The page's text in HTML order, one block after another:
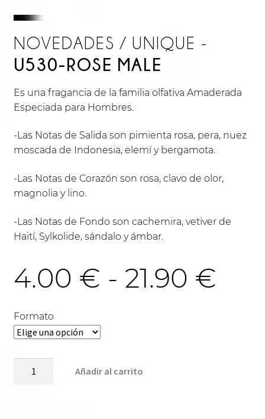
NOVEDADES / UNIQUE -
U530-ROSE MALE
Es una fragancia de la familia olfativa Amaderada
Especiada para Hombres.
-Las Notas de Salida son pimienta rosa, pera, nuez
moscada de Indonesia, elemí y bergamota.
-Las Notas de Corazón son rosa, clavo de olor,
magnolia y lino.
-Las Notas de Fondo son cachemira, vetiver de
Haití, Sylkolide, sándalo y ámbar.
4.00 € - 21.90 €
Formato
Añadir al carrito